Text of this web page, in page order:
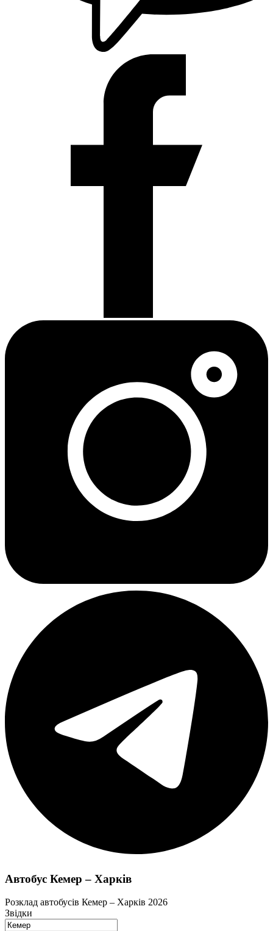
Автобус Кемер – Харків
Розклад автобусів Кемер – Харків 2026
Звідки